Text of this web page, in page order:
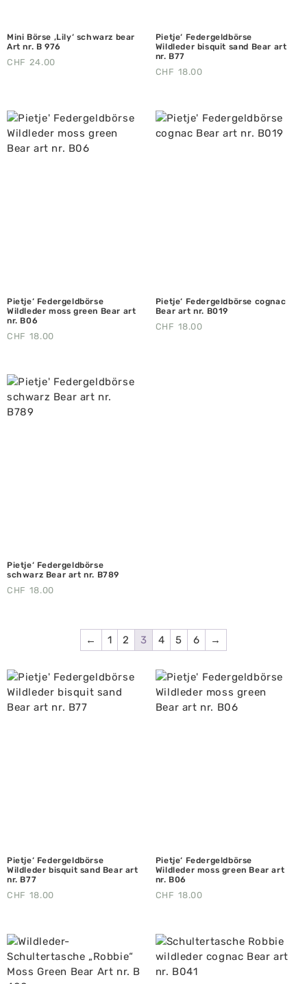
Mini Börse ‚Lily‘ schwarz bear
Art nr. B 976
CHF 24.00
Pietje‘ Federgeldbörse
Wildleder bisquit sand Bear art
nr. B77
CHF 18.00
Pietje‘ Federgeldbörse
Wildleder moss green Bear art
nr. B06
CHF 18.00
Pietje‘ Federgeldbörse cognac
Bear art nr. B019
CHF 18.00
Pietje‘ Federgeldbörse
schwarz Bear art nr. B789
CHF 18.00
← 1 2 3 4 5 6 →
Pietje‘ Federgeldbörse
Wildleder bisquit sand Bear art
nr. B77
CHF 18.00
Pietje‘ Federgeldbörse
Wildleder moss green Bear art
nr. B06
CHF 18.00